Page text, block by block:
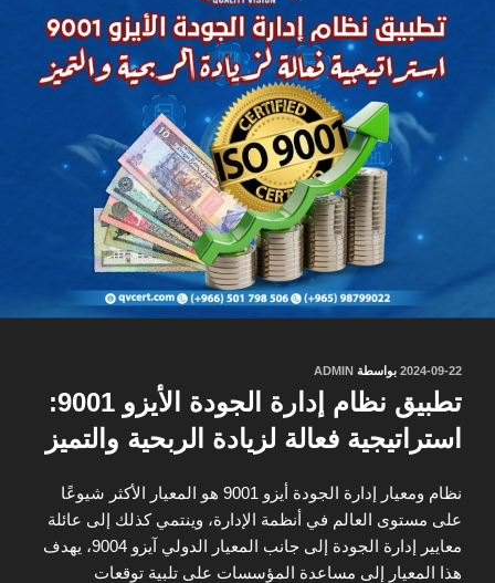
نُشر
2024-09-22 بواسطة ADMIN
تطبيق نظام إدارة الجودة الأيزو 9001:
استراتيجية فعالة لزيادة الربحية والتميز
نظام ومعيار إدارة الجودة أيزو 9001 هو المعيار الأكثر شيوعًا
على مستوى العالم في أنظمة الإدارة، وينتمي كذلك إلى عائلة
معايير إدارة الجودة إلى جانب المعيار الدولي آيزو 9004، يهدف
هذا المعيار إلى مساعدة المؤسسات على تلبية توقعات